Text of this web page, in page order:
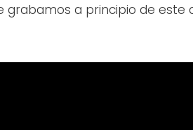
grabamos a principio de este